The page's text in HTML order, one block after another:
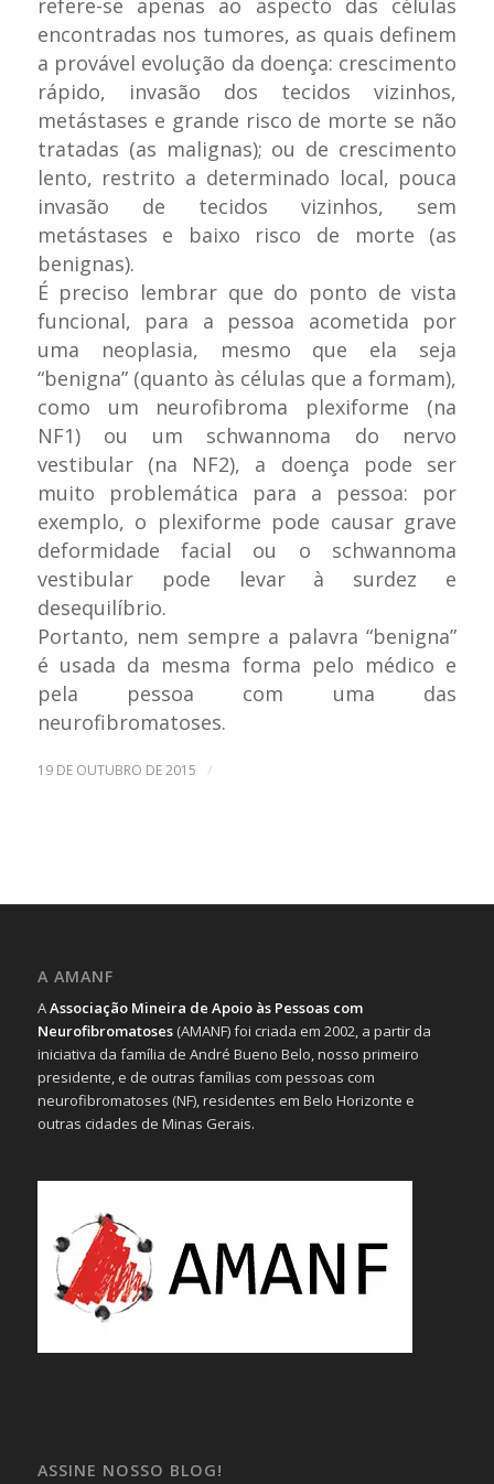
refere-se apenas ao aspecto das células
encontradas nos tumores, as quais definem
a provável evolução da doença: crescimento
rápido, invasão dos tecidos vizinhos,
metástases e grande risco de morte se não
tratadas (as malignas); ou de crescimento
lento, restrito a determinado local, pouca
invasão de tecidos vizinhos, sem
metástases e baixo risco de morte (as
benignas).
É preciso lembrar que do ponto de vista
funcional, para a pessoa acometida por
uma neoplasia, mesmo que ela seja
“benigna” (quanto às células que a formam),
como um neurofibroma plexiforme (na
NF1) ou um schwannoma do nervo
vestibular (na NF2), a doença pode ser
muito problemática para a pessoa: por
exemplo, o plexiforme pode causar grave
deformidade facial ou o schwannoma
vestibular pode levar à surdez e
desequilíbrio.
Portanto, nem sempre a palavra “benigna”
é usada da mesma forma pelo médico e
pela pessoa com uma das
neurofibromatoses.
19 DE OUTUBRO DE 2015 /
A AMANF
AAssociação Mineira de Apoio às Pessoas com
Neurofibromatoses(AMANF) foi criada em 2002, a partir da
iniciativa da família de André Bueno Belo, nosso primeiro
presidente, e de outras famílias com pessoas com
neurofibromatoses (NF), residentes em Belo Horizonte e
outras cidades de Minas Gerais.
ASSINE NOSSO BLOG!